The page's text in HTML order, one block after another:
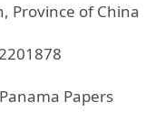
Province of China
Panama Papers